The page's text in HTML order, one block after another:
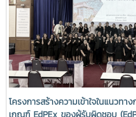
Assoc. Prof. Dr.Jorge Fidel
Assessor : AUN-QA ASEAN และรอ
วิไล จุลพันธ์ อาจารย์ผู้รับผิดชอบหลัก
สาขาวิชาเศรษฐศาสตร์ระหว่างประเทศ
มหาวิทยาลัยแม่โจ้ เป็นวิทยากรบรรยาย
ประเด็นการประเมินคุณภาพระดับหลักสูต
เรียนรู้ในประเด็นการเข้ารับการประเมิน
External ของหลักสูตรเศรษฐศาสตรบั
เศรษฐศาสตร์ระหว่างประเทศ และการอ
ให้กับทางมหาวิทยาลัยแม่โจ้-แพร่ เฉลิมพ
โครงการสร้างความเข้าใจในแนวทา